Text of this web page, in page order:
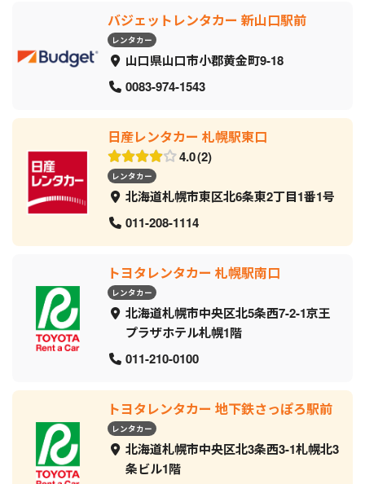
バジェットレンタカー 新山口駅前
レンタカー
山口県山口市小郡黄金町9-18
0083-974-1543
日産レンタカー 札幌駅東口
4.0 2
レンタカー
北海道札幌市東区北6条東2丁目1番1号
011-208-1114
トヨタレンタカー 札幌駅南口
レンタカー
北海道札幌市中央区北5条西7-2-1京王
プラザホテル札幌1階
011-210-0100
トヨタレンタカー 地下鉄さっぽろ駅前
レンタカー
北海道札幌市中央区北3条西3-1札幌北3
条ビル1階